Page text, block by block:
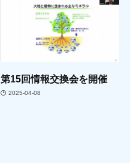
第15回情報交換会を開催
2025-04-08